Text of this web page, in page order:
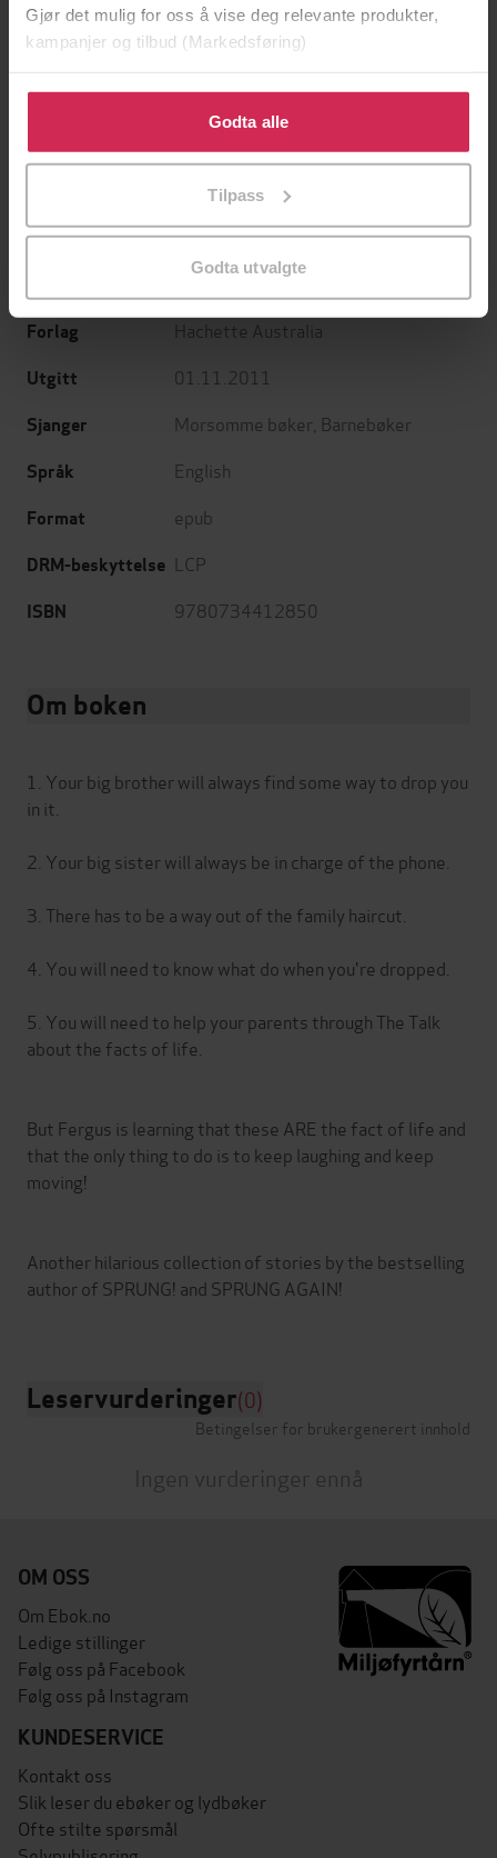
Gjør det mulig for oss å vise deg relevante produkter,
kampanjer og tilbud (Markedsføring)
Klikk på «Godta alle» for å gi oss ditt samtykke til å
bruke cookies for alle disse formålene. Du kan også
tilpasse ditt samtykke til spesifikke formål ved å klikke
Godta alle
Tilpass
Godta utvalgte
EBOK EBOK
Andrew Daddo(forfatter)
Forlag Hachette Australia
Utgitt 01.11.2011
Sjanger Morsomme bøker Barnebøker
Språk English
Format epub
DRM-beskyttelse LCP
ISBN 9780734412850
Om boken
1. Your big brother will always find some way to drop you
in it.
2. Your big sister will always be in charge of the phone.
3. There has to be a way out of the family haircut.
4. You will need to know what do when you're dropped.
5. You will need to help your parents through The Talk
about the facts of life.
But Fergus is learning that these ARE the fact of life and
that the only thing to do is to keep laughing and keep
moving!
Another hilarious collection of stories by the bestselling
author of SPRUNG! and SPRUNG AGAIN!
Leservurderinger(0)
Betingelser for brukergenerert innhold
Ingen vurderinger ennå
OM OSS
Om Ebok.no
Ledige stillinger
Følg oss på Facebook
Følg oss på Instagram
KUNDESERVICE
Kontakt oss
Slik leser du ebøker og lydbøker
Ofte stilte spørsmål